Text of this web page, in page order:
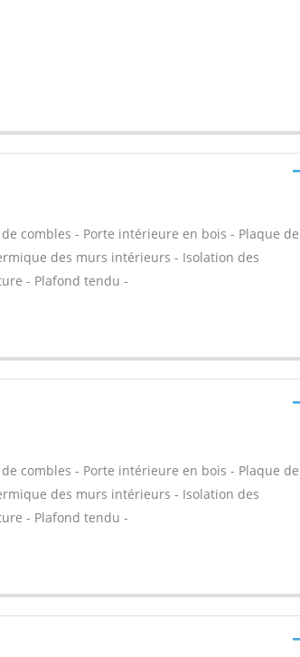
combles - Porte intérieure en bois - Plaque de
des murs intérieurs - Isolation des
- Plafond tendu -
combles - Porte intérieure en bois - Plaque de
des murs intérieurs - Isolation des
- Plafond tendu -